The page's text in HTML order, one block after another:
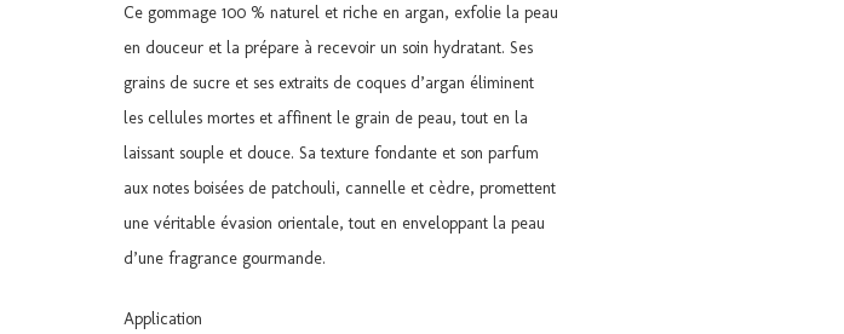
Ce gommage 100 % naturel et riche en argan, exfolie la peau
en douceur et la prépare à recevoir un soin hydratant. Ses
grains de sucre et ses extraits de coques d’argan éliminent
les cellules mortes et affinent le grain de peau, tout en la
laissant souple et douce. Sa texture fondante et son parfum
aux notes boisées de patchouli, cannelle et cèdre, promettent
une véritable évasion orientale, tout en enveloppant la peau
d’une fragrance gourmande.
Application